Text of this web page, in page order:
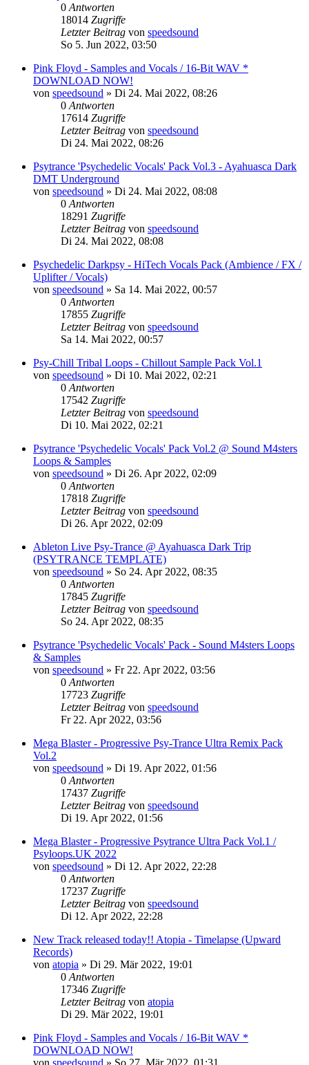
0 Antworten
18014 Zugriffe
Letzter Beitrag von speedsound
So 5. Jun 2022, 03:50
Pink Floyd - Samples and Vocals / 16-Bit WAV *
DOWNLOAD NOW!
von speedsound » Di 24. Mai 2022, 08:26
0 Antworten
17614 Zugriffe
Letzter Beitrag von speedsound
Di 24. Mai 2022, 08:26
Psytrance 'Psychedelic Vocals' Pack Vol.3 - Ayahuasca Dark
DMT Underground
von speedsound » Di 24. Mai 2022, 08:08
0 Antworten
18291 Zugriffe
Letzter Beitrag von speedsound
Di 24. Mai 2022, 08:08
Psychedelic Darkpsy - HiTech Vocals Pack (Ambience / FX /
Uplifter / Vocals)
von speedsound » Sa 14. Mai 2022, 00:57
0 Antworten
17855 Zugriffe
Letzter Beitrag von speedsound
Sa 14. Mai 2022, 00:57
Psy-Chill Tribal Loops - Chillout Sample Pack Vol.1
von speedsound » Di 10. Mai 2022, 02:21
0 Antworten
17542 Zugriffe
Letzter Beitrag von speedsound
Di 10. Mai 2022, 02:21
Psytrance 'Psychedelic Vocals' Pack Vol.2 @ Sound M4sters
Loops & Samples
von speedsound » Di 26. Apr 2022, 02:09
0 Antworten
17818 Zugriffe
Letzter Beitrag von speedsound
Di 26. Apr 2022, 02:09
Ableton Live Psy-Trance @ Ayahuasca Dark Trip
(PSYTRANCE TEMPLATE)
von speedsound » So 24. Apr 2022, 08:35
0 Antworten
17845 Zugriffe
Letzter Beitrag von speedsound
So 24. Apr 2022, 08:35
Psytrance 'Psychedelic Vocals' Pack - Sound M4sters Loops
& Samples
von speedsound » Fr 22. Apr 2022, 03:56
0 Antworten
17723 Zugriffe
Letzter Beitrag von speedsound
Fr 22. Apr 2022, 03:56
Mega Blaster - Progressive Psy-Trance Ultra Remix Pack
Vol.2
von speedsound » Di 19. Apr 2022, 01:56
0 Antworten
17437 Zugriffe
Letzter Beitrag von speedsound
Di 19. Apr 2022, 01:56
Mega Blaster - Progressive Psytrance Ultra Pack Vol.1 /
Psyloops.UK 2022
von speedsound » Di 12. Apr 2022, 22:28
0 Antworten
17237 Zugriffe
Letzter Beitrag von speedsound
Di 12. Apr 2022, 22:28
New Track released today!! Atopia - Timelapse (Upward
Records)
von atopia » Di 29. Mär 2022, 19:01
0 Antworten
17346 Zugriffe
Letzter Beitrag von atopia
Di 29. Mär 2022, 19:01
Pink Floyd - Samples and Vocals / 16-Bit WAV *
DOWNLOAD NOW!
von speedsound » So 27. Mär 2022, 01:31